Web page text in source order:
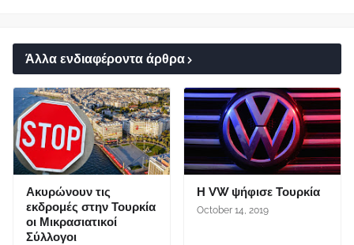
Άλλα ενδιαφέροντα άρθρα
Ακυρώνουν τις
εκδρομές στην Τουρκία
οι Μικρασιατικοί
Σύλλογοι
Η VW ψήφισε Τουρκία
October 14, 2019